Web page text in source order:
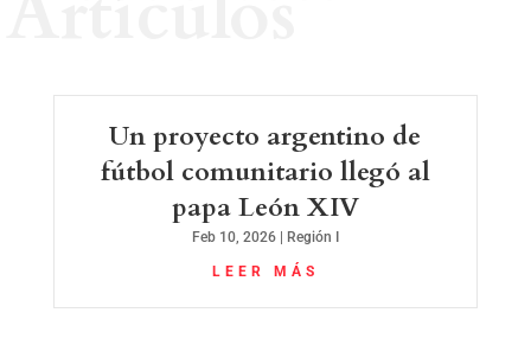
Un proyecto argentino de
fútbol comunitario llegó al
papa León XIV
Feb 10, 2026| Región I
LEER MÁS